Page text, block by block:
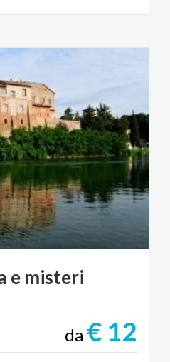
e misteri
da € 12